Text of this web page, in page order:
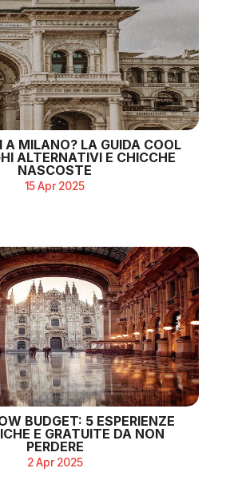
A MILANO? LA GUIDA COOL
ALTERNATIVI E CHICCHE
NASCOSTE
15 Apr 2025
BUDGET: 5 ESPERIENZE
E GRATUITE DA NON
PERDERE
2 Apr 2025